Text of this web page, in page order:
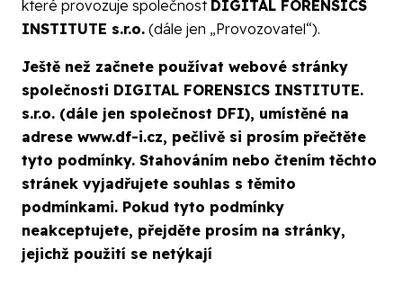
které provozuje společnost DIGITAL FORENSICS
INSTITUTE s.r.o. (dále jen „Provozovatel“).
Ještě než začnete používat webové stránky
společnosti DIGITAL FORENSICS INSTITUTE.
s.r.o. (dále jen společnost DFI), umístěné na
adrese www.df-i.cz, pečlivě si prosím přečtěte
tyto podmínky. Stahováním nebo čtením těchto
stránek vyjadřujete souhlas s těmito
podmínkami. Pokud tyto podmínky
neakceptujete, přejděte prosím na stránky,
jejichž použití se netýkají